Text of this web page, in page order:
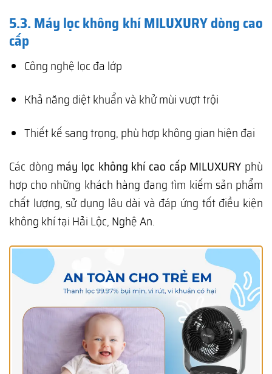
5.3. Máy lọc không khí MILUXURY dòng cao
cấp
Công nghệ lọc đa lớp
Khả năng diệt khuẩn và khử mùi vượt trội
Thiết kế sang trọng, phù hợp không gian hiện đại
Các dòng máy lọc không khí cao cấp MILUXURY phù
hợp cho những khách hàng đang tìm kiếm sản phẩm
chất lượng, sử dụng lâu dài và đáp ứng tốt điều kiện
không khí tại Hải Lộc, Nghệ An.